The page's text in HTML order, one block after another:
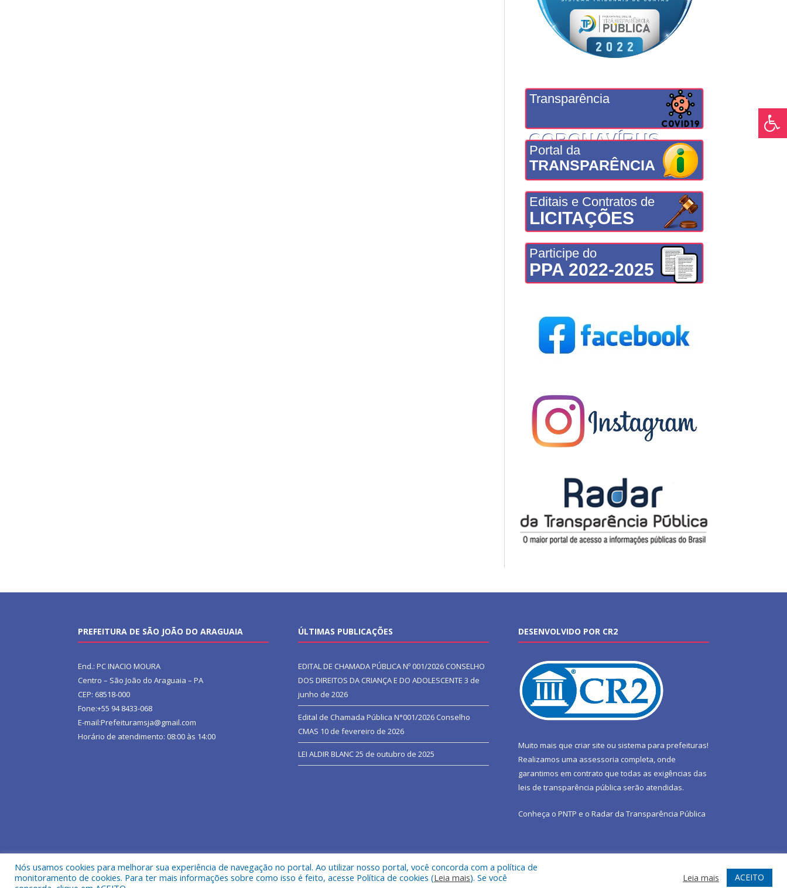
Transparência
CORONAVÍRUS
Portal da
TRANSPARÊNCIA
Editais e Contratos de
LICITAÇÕES
Participe do
PPA 2022-2025
PREFEITURA DE SÃO JOÃO DO ARAGUAIA
End.: PC INACIO MOURA
Centro – São João do Araguaia – PA
CEP: 68518-000
Fone:+55 94 8433-068
E-mail:Prefeituramsja@gmail.com
Horário de atendimento: 08:00 às 14:00
ÚLTIMAS PUBLICAÇÕES
EDITAL DE CHAMADA PÚBLICA Nº 001/2026 CONSELHO
DOS DIREITOS DA CRIANÇA E DO ADOLESCENTE 3 de
junho de 2026
Edital de Chamada Pública N°001/2026 Conselho
CMAS 10 de fevereiro de 2026
LEI ALDIR BLANC25 de outubro de 2025
DESENVOLVIDO POR CR2
Muito mais que criar site ou sistema para prefeituras!
Realizamos uma assessoria completa, onde
garantimos em contrato que todas as exigências das
leis de transparência pública serão atendidas.
Conheça o PNTP e o Radar da Transparência Pública
Todos os direitos reservados a Prefeitura Municipal de São João do Araguaia. Mapa do Site Acessar Webmail
Nós usamos cookies para melhorar sua experiência de navegação no portal. Ao utilizar nosso portal, você concorda com a política de
monitoramento de cookies. Para ter mais informações sobre como isso é feito, acesse Política de cookies (Leia mais). Se você
Leia mais ACEITO